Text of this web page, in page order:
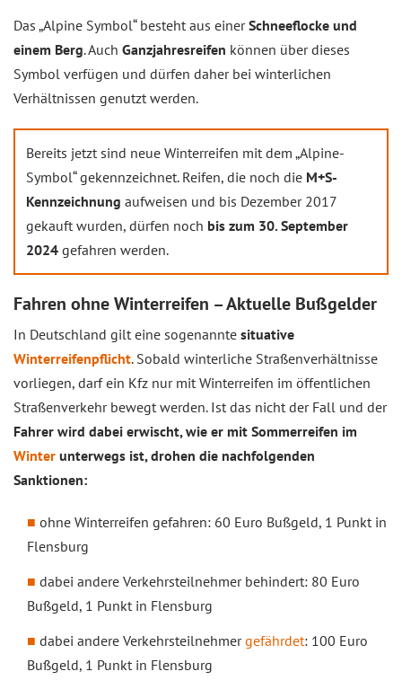
Das „Alpine Symbol“ besteht aus einerSchneeflocke und
einem Berg. Auch Ganzjahresreifen können über dieses
Symbol verfügen und dürfen daher bei winterlichen
Verhältnissen genutzt werden.
Bereits jetzt sind neue Winterreifen mit dem „Alpine-
Symbol“ gekennzeichnet. Reifen, die noch die M+S-
Kennzeichnung aufweisen und bis Dezember 2017
gekauft wurden, dürfen noch bis zum 30. September
2024 gefahren werden.
Fahren ohne Winterreifen – Aktuelle Bußgelder
In Deutschland gilt eine sogenannte situative
Winterreifenpflicht. Sobald winterliche Straßenverhältnisse
vorliegen, darf ein Kfz nur mit Winterreifen im öffentlichen
Straßenverkehr bewegt werden. Ist das nicht der Fall und der
Fahrer wird dabei erwischt, wie er mit Sommerreifen im
Winter unterwegs ist, drohen die nachfolgenden
Sanktionen:
ohne Winterreifen gefahren: 60 Euro Bußgeld, 1 Punkt in
Flensburg
dabei andere Verkehrsteilnehmer behindert: 80 Euro
Bußgeld, 1 Punkt in Flensburg
dabei andere Verkehrsteilnehmergefährdet: 100 Euro
Bußgeld, 1 Punkt in Flensburg